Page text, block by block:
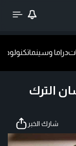
دراما وسينماتكنولوجيا
الترك
شارك الخبر